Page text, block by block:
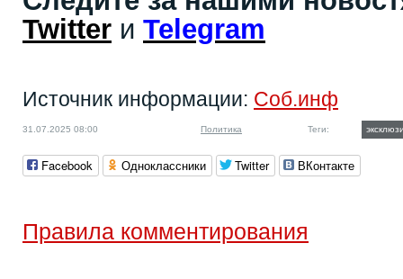
Twitter и Telegram
Источник информации: Соб.инф
31.07.2025 08:00 Политика Теги:
Facebook Одноклассники Twitter ВКонтакте
Правила комментирования